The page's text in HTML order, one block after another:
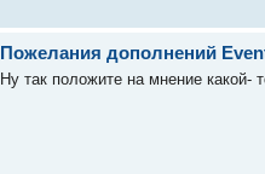
Пожелания дополнений
Ну так положите на мнение какой-